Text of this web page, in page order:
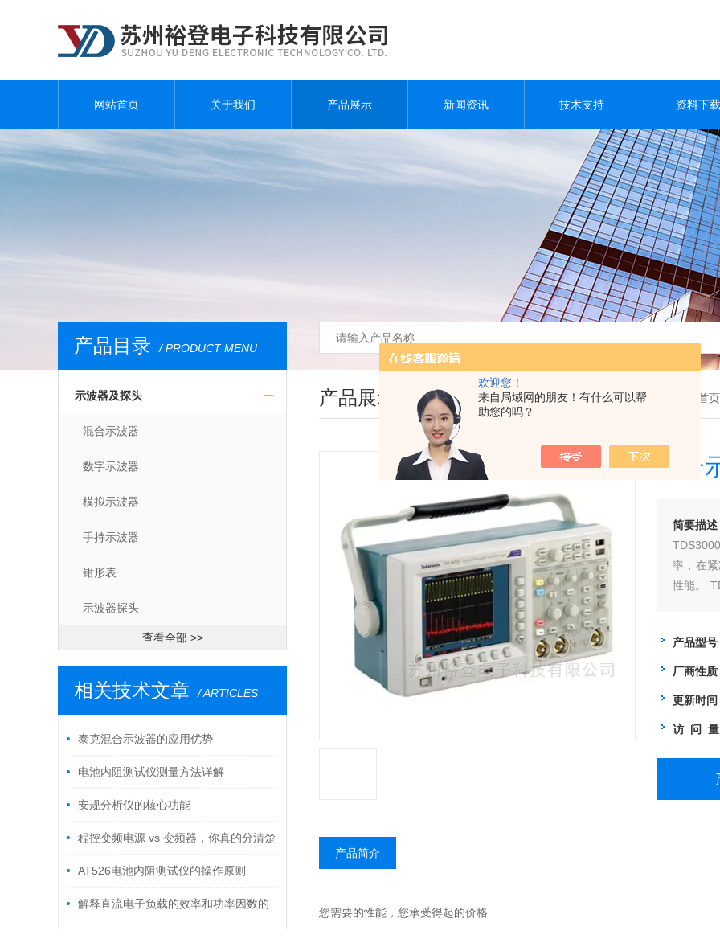
欢迎您！
来自局域网的朋友！有什么可以帮
助您的吗？
网站首页 关于我们 产品展示 新闻资讯 技术支持 资料下
产品目录 / PRODUCT MENU
示波器及探头
混合示波器
数字示波器
模拟示波器
手持示波器
钳形表
示波器探头
查看全部 >>
相关技术文章 / ARTICLES
泰克混合示波器的应用优势
电池内阻测试仪测量方法详解
安规分析仪的核心功能
程控变频电源 vs 变频器，你真的分清楚
了吗？应用场景详解
AT526电池内阻测试仪的操作原则
解释直流电子负载的效率和功率因数的
产品展示 您现在的位置： 首页
混合
简要描述
率，在
性能。
产品型号
厂商性质
更新时间
访 问 量
产品简介
您需要的性能，您承受得起的价格